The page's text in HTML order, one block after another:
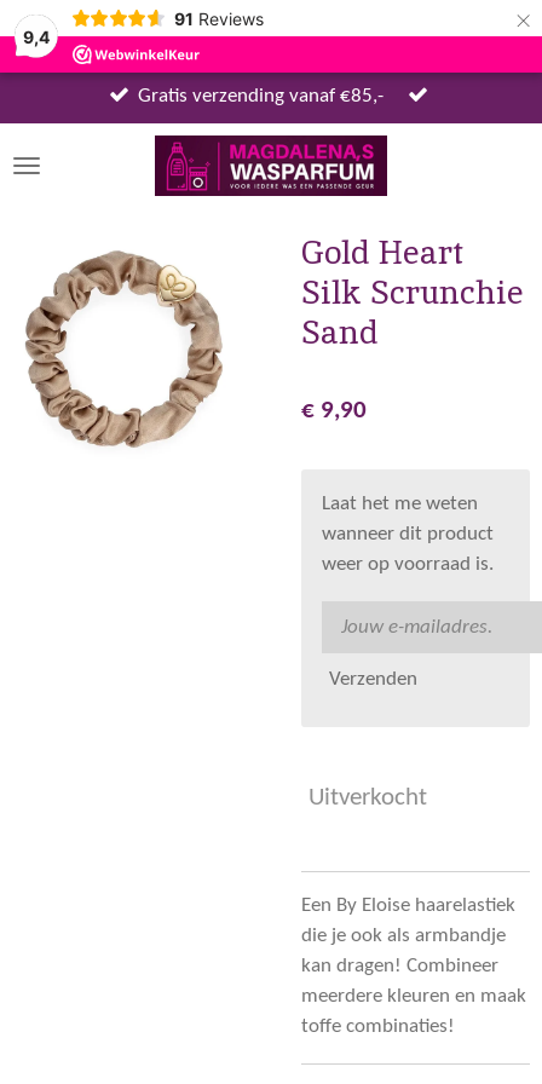
9,4
91 Reviews ×
Gratis verzending vanaf €85,-
Gold Heart
Silk Scrunchie
Sand
€ 9,90
Laat het me weten
wanneer dit product
weer op voorraad is.
Verzenden
Uitverkocht
Een By Eloise haarelastiek
die je ook als armbandje
kan dragen! Combineer
meerdere kleuren en maak
toffe combinaties!